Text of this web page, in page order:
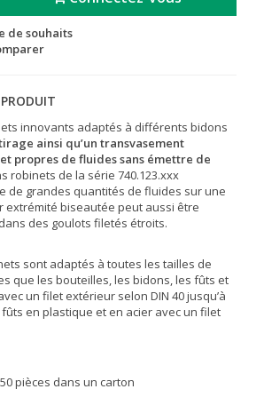
de souhaits
innovants adaptés à différents bidons
ainsi qu’un transvasement
propres de fluides sans émettre de
robinets de la série 740.123.xxx
de grandes quantités de fluides sur une
extrémité biseautée peut aussi être
des goulots filetés étroits.
sont adaptés à toutes les tailles de
que les bouteilles, les bidons, les fûts et
un filet extérieur selon DIN 40 jusqu’à
fûts en plastique et en acier avec un filet
pièces dans un carton